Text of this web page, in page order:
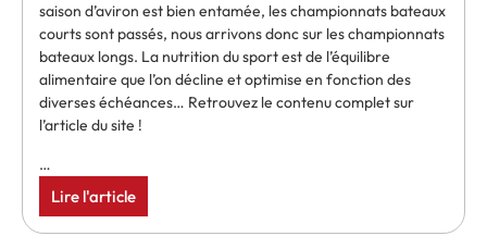
saison d’aviron est bien entamée, les championnats bateaux
courts sont passés, nous arrivons donc sur les championnats
bateaux longs. La nutrition du sport est de l’équilibre
alimentaire que l’on décline et optimise en fonction des
diverses échéances… Retrouvez le contenu complet sur
l’article du site !
…
Lire l'article